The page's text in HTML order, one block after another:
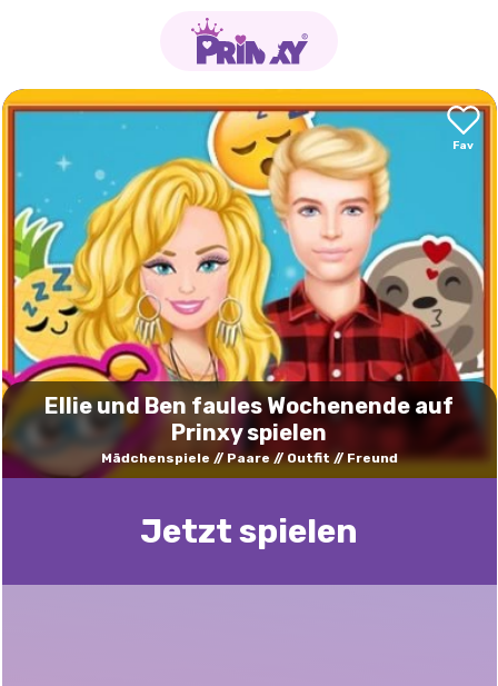
Ellie und Ben faules Wochenende auf
Prinxy spielen
Mädchenspiele Paare Outfit Freund
Jetzt spielen